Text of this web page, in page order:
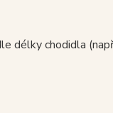
délky chodidla